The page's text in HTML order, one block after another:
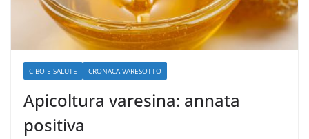
CIBO E SALUTE CRONACA VARESOTTO
Apicoltura varesina: annata
positiva